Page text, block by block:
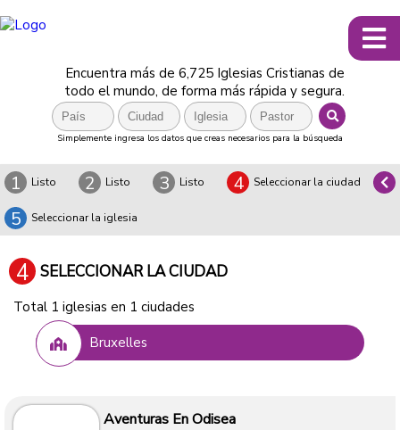
Encuentra más de 6,725 Iglesias Cristianas de
todo el mundo, de forma más rápida y segura.
Simplemente ingresa los datos que creas necesarios para la búsqueda
1 Listo 2 Listo 3 Listo 4 Seleccionar la ciudad
5 Seleccionar la iglesia
4 SELECCIONAR LA CIUDAD
Total 1 iglesias en 1 ciudades
Bruxelles
Aventuras En Odisea